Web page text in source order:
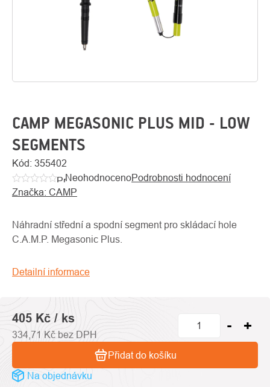
CAMP MEGASONIC PLUS MID - LOW
SEGMENTS
Kód: 355402
Průměrné
hodnocení
je
0,0
5
NeohodnocenoPodrobnosti hodnocení
Značka: CAMP
Náhradní střední a spodní segment pro skládací hole
C.A.M.P. Megasonic Plus.
Detailní informace
405 Kč / ks
334,71 Kč bez DPH
Na objednávku
Přidat do košíku